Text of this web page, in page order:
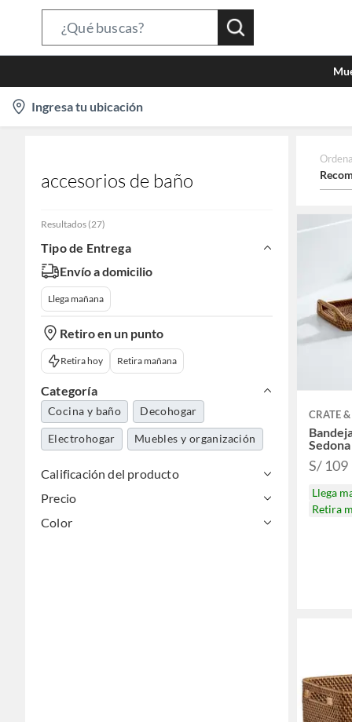
Bar
location-
icon
Ingresa tu ubicación
accesorios de baño
Resultados (27)
Tipo de Entrega
Envío a domicilio
Llega mañana
Retiro en un punto
Retira hoy Retira mañana
Categoría
Cocina y baño Decohogar
Electrohogar Muebles y organización
Calificación del producto
Precio
Color
CRATE
S/ 109
Llega
Retira